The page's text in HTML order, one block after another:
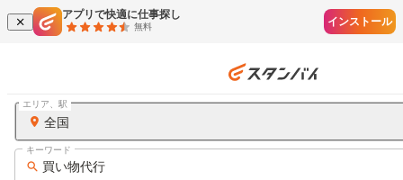
アプリで快適に仕事探し
無料 インストール
全国
エリア、駅
買い物代行
キーワード